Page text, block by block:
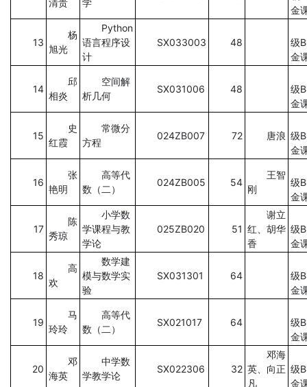
清贵
学
金
13
杨
旭光
Python
语言程序设
计
SX033003 48
级
金
14
邱
相炎
空间解
析几何
SX031006 48
级
金
15
史
红霞
常微分
方程
024ZB007 72 唐浪 级
金
16
张
艳明
高等代
数（二）
024ZB005 54
王智
刚
级
金
17
陈
秀琼
小学数
学课程与教
学论
025ZB020 51
谢立
红、胡华
香
级
金
18
高
欢
数学建
模与数学实
验
SX031301 64
级
金
19
马
玲玲
高等代
数（二）
SX021017 64
级
金
20
邓
海英
中学数
学教学论
SX022306 32
邓海
英、向正
凡
级
金